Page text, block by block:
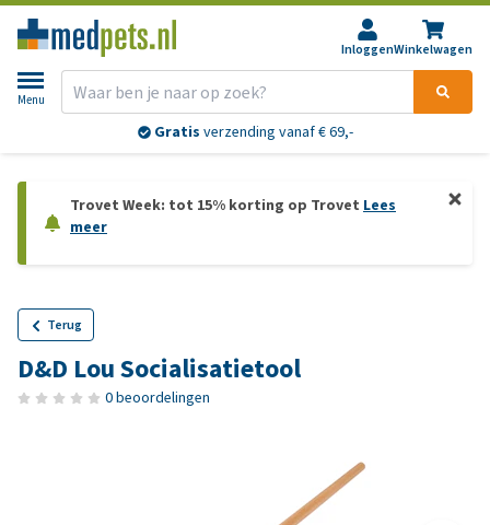
InloggenWinkelwagen
Menu
Gratis verzending vanaf € 69,-
Trovet Week: tot 15% korting op Trovet Lees
meer
Terug
D&D Lou Socialisatietool
0 beoordelingen